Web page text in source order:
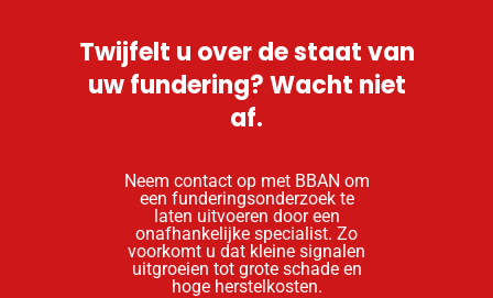
Twijfelt u over de staat van
uw fundering? Wacht niet
af.
Neem contact op met BBAN om
een funderingsonderzoek te
laten uitvoeren door een
onafhankelijke specialist. Zo
voorkomt u dat kleine signalen
uitgroeien tot grote schade en
hoge herstelkosten.